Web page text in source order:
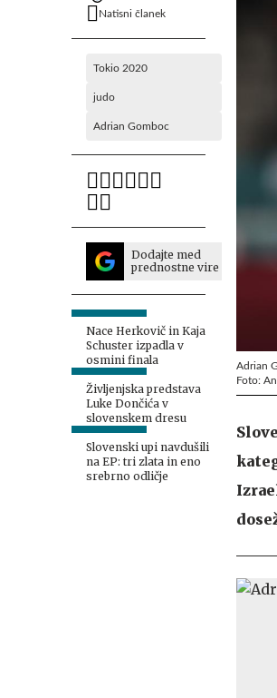
Natisni članek
Tokio 2020
judo
Adrian Gomboc
Dodajte med
prednostne vire
Nace Herkovič in Kaja
Schuster izpadla v
osmini finala
Življenjska predstava
Luke Dončića v
slovenskem dresu
Slovenski upi navdušili
na EP: tri zlata in eno
srebrno odličje
Adrian
Foto: